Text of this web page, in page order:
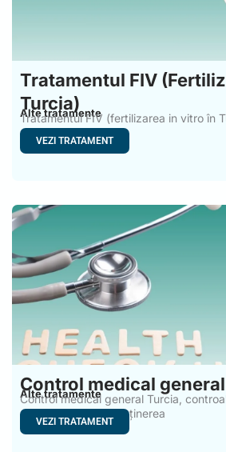
Tratamentul FIV
Turcia)
Alte tratamente
Tratamentul FIV (fertilizarea in vitro în
sub
VEZI TRATAMENT
Control medical general
Alte tratamente
Control medical general Turcia,
esențiale pentru menținerea
VEZI TRATAMENT